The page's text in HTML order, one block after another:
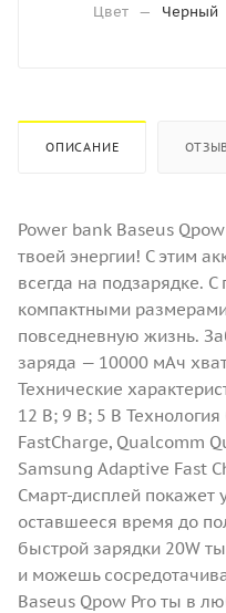
Цвет — Черный
ОПИСАНИЕ
Power bank Baseus
твоей энергии! С этим
всегда на подзарядке.
компактными
повседневную жизнь.
заряда — 10000 мАч
Технические
12 В; 9 В; 5 В
FastCharge, Qualcomm
Samsung Adaptive Fast
Смарт-дисплей покажет
оставшееся время до
быстрой зарядки 20W
и можешь
Baseus Qpow Pro ты в